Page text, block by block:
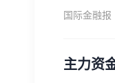
国际金融报
主力资